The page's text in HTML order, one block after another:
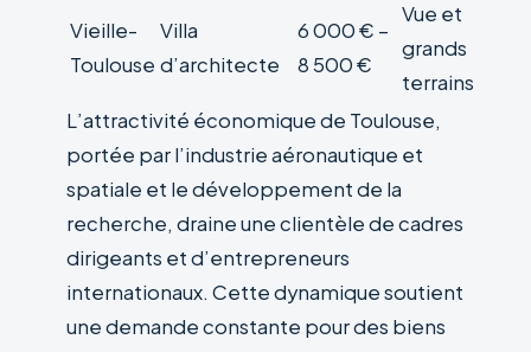
Vieille-
Toulouse
Villa
d’architecte
6 000 € –
8 500 €
Vue et
grands
terrains
L’attractivité économique de Toulouse,
portée par l’industrie aéronautique et
spatiale et le développement de la
recherche, draine une clientèle de cadres
dirigeants et d’entrepreneurs
internationaux. Cette dynamique soutient
une demande constante pour des biens